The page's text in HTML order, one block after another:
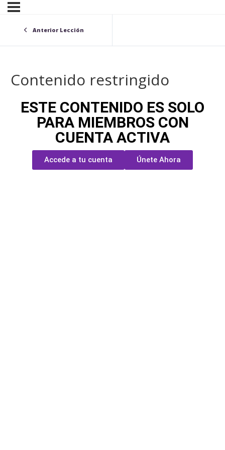
Anterior Lección
Contenido restringido
ESTE CONTENIDO ES SOLO
PARA MIEMBROS CON
CUENTA ACTIVA
Accede a tu cuenta Únete Ahora